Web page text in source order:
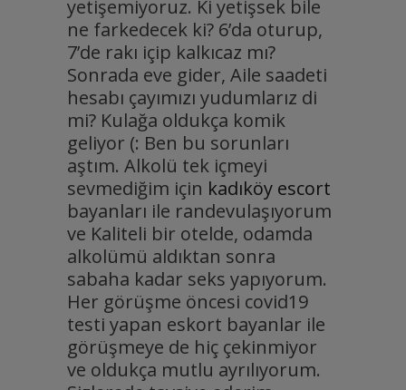
yetişemiyoruz. Ki yetişsek bile
ne farkedecek ki? 6’da oturup,
7’de rakı içip kalkıcaz mı?
Sonrada eve gider, Aile saadeti
hesabı çayımızı yudumlarız di
mi? Kulağa oldukça komik
geliyor (: Ben bu sorunları
aştım. Alkolü tek içmeyi
sevmediğim için kadıköy escort
bayanları ile randevulaşıyorum
ve Kaliteli bir otelde, odamda
alkolümü aldıktan sonra
sabaha kadar seks yapıyorum.
Her görüşme öncesi covid19
testi yapan eskort bayanlar ile
görüşmeye de hiç çekinmiyor
ve oldukça mutlu ayrılıyorum.